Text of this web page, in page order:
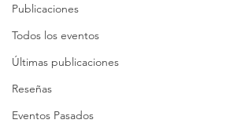
Publicaciones
Todos los eventos
Últimas publicaciones
Reseñas
Eventos Pasados